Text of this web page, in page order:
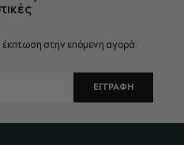
έκπτωση στην επόμενη αγορά.
ΕΓΓΡΑΦΉ